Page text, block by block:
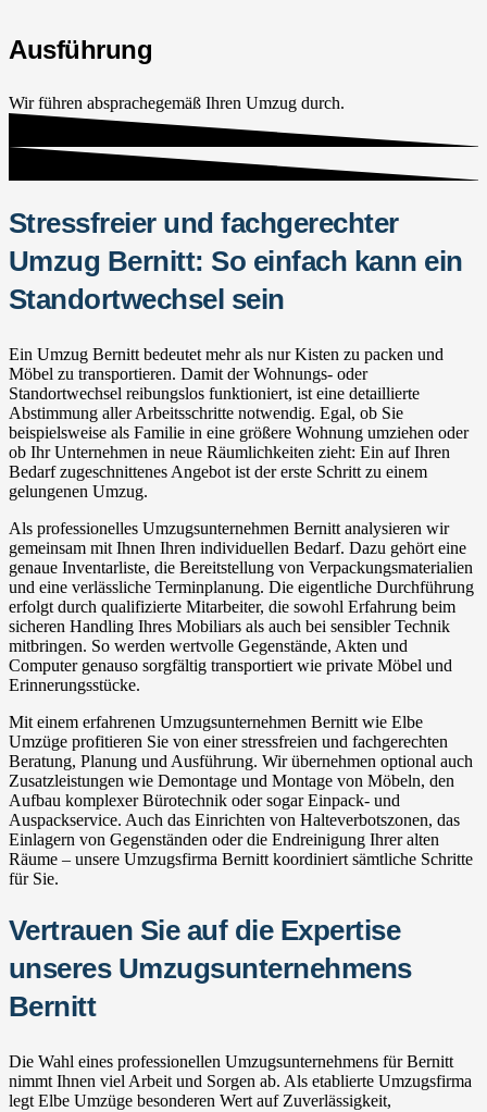
Ausführung
Wir führen absprachegemäß Ihren Umzug durch.
Stressfreier und fachgerechter
Umzug Bernitt: So einfach kann ein
Standortwechsel sein
Ein Umzug Bernitt bedeutet mehr als nur Kisten zu packen und
Möbel zu transportieren. Damit der Wohnungs- oder
Standortwechsel reibungslos funktioniert, ist eine detaillierte
Abstimmung aller Arbeitsschritte notwendig. Egal, ob Sie
beispielsweise als Familie in eine größere Wohnung umziehen oder
ob Ihr Unternehmen in neue Räumlichkeiten zieht: Ein auf Ihren
Bedarf zugeschnittenes Angebot ist der erste Schritt zu einem
gelungenen Umzug.
Als professionelles Umzugsunternehmen Bernitt analysieren wir
gemeinsam mit Ihnen Ihren individuellen Bedarf. Dazu gehört eine
genaue Inventarliste, die Bereitstellung von Verpackungsmaterialien
und eine verlässliche Terminplanung. Die eigentliche Durchführung
erfolgt durch qualifizierte Mitarbeiter, die sowohl Erfahrung beim
sicheren Handling Ihres Mobiliars als auch bei sensibler Technik
mitbringen. So werden wertvolle Gegenstände, Akten und
Computer genauso sorgfältig transportiert wie private Möbel und
Erinnerungsstücke.
Mit einem erfahrenen Umzugsunternehmen Bernitt wie Elbe
Umzüge profitieren Sie von einer stressfreien und fachgerechten
Beratung, Planung und Ausführung. Wir übernehmen optional auch
Zusatzleistungen wie Demontage und Montage von Möbeln, den
Aufbau komplexer Bürotechnik oder sogar Einpack- und
Auspackservice. Auch das Einrichten von Halteverbotszonen, das
Einlagern von Gegenständen oder die Endreinigung Ihrer alten
Räume – unsere Umzugsfirma Bernitt koordiniert sämtliche Schritte
für Sie.
Vertrauen Sie auf die Expertise
unseres Umzugsunternehmens
Bernitt
Die Wahl eines professionellen Umzugsunternehmens für Bernitt
nimmt Ihnen viel Arbeit und Sorgen ab. Als etablierte Umzugsfirma
legt Elbe Umzüge besonderen Wert auf Zuverlässigkeit,